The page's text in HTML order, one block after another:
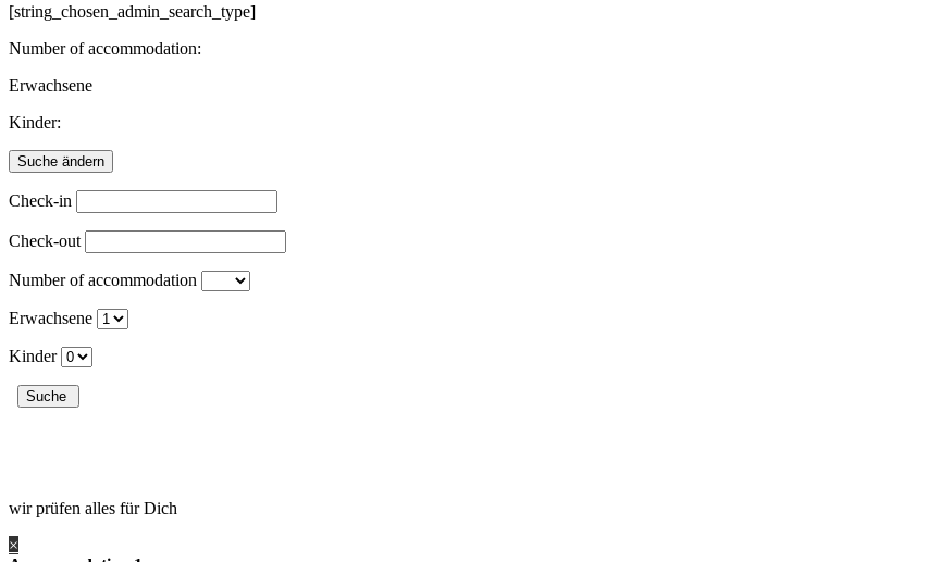
[string_chosen_admin_search_type]
Number of accommodation:
Erwachsene
Kinder:
Check-in
Check-out
Number of accommodation
Erwachsene
Kinder
wir prüfen alles für Dich
×